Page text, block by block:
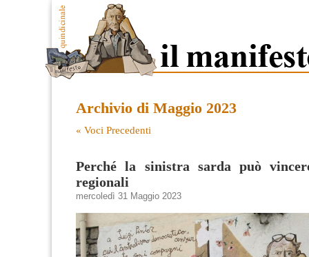
Archivio di Maggio 2023
« Voci Precedenti
Perché la sinistra sarda può
regionali
mercoledì 31 Maggio 2023